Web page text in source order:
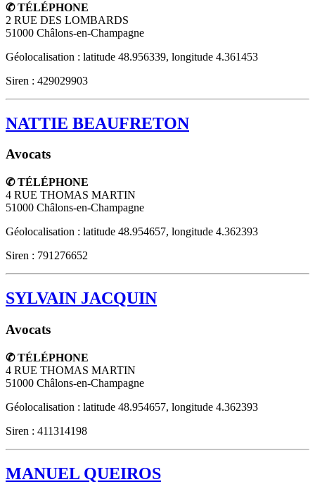
✆ TÉLÉPHONE
2 RUE DES LOMBARDS
51000 Châlons-en-Champagne
Géolocalisation : latitude 48.956339, longitude 4.361453
Siren : 429029903
NATTIE BEAUFRETON
Avocats
✆ TÉLÉPHONE
4 RUE THOMAS MARTIN
51000 Châlons-en-Champagne
Géolocalisation : latitude 48.954657, longitude 4.362393
Siren : 791276652
SYLVAIN JACQUIN
Avocats
✆ TÉLÉPHONE
4 RUE THOMAS MARTIN
51000 Châlons-en-Champagne
Géolocalisation : latitude 48.954657, longitude 4.362393
Siren : 411314198
MANUEL QUEIROS